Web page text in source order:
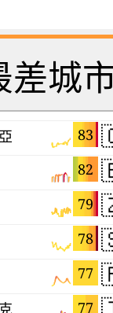
城
83
82
79
78
77
77